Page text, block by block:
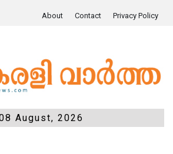
About Contact Privacy Policy
August, 2026